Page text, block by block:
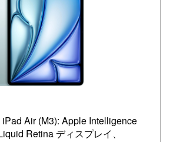
Air (M3): Apple Intelligence
Retina ディスプレイ、